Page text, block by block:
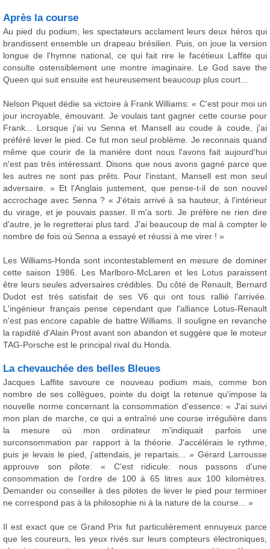
Après la course
Au pied du podium, les spectateurs acclament leurs deux héros qui
brandissent ensemble un drapeau brésilien. Puis, on joue la version
longue de l'hymne national, ce qui fait rire le facétieux Laffite qui
consulte ostensiblement une montre imaginaire. Le God save the
Queen qui suit ensuite est heureusement beaucoup plus court...
Nelson Piquet dédie sa victoire à Frank Williams: « C'est pour moi un
jour incroyable, émouvant. Je voulais tant gagner cette course pour
Frank... Lorsque j'ai vu Senna et Mansell au coude à coude, j'ai
préféré lever le pied. Ce fut mon seul problème. Je reconnais quand
même que courir de la manière dont nous l'avons fait aujourd'hui
n'est pas très intéressant. Disons que nous avons gagné parce que
les autres ne sont pas prêts. Pour l'instant, Mansell est mon seul
adversaire. » Et l'Anglais justement, que pense-t-il de son nouvel
accrochage avec Senna ? « J'étais arrivé à sa hauteur, à l'intérieur
du virage, et je pouvais passer. Il m'a sorti. Je préfère ne rien dire
d'autre, je le regretterai plus tard. J'ai beaucoup de mal à compter le
nombre de fois où Senna a essayé et réussi à me virer ! »
Les Williams-Honda sont incontestablement en mesure de dominer
cette saison 1986. Les Marlboro-McLaren et les Lotus paraissent
être leurs seules adversaires crédibles. Du côté de Renault, Bernard
Dudot est très satisfait de ses V6 qui ont tous rallié l'arrivée.
L'ingénieur français pense cependant que l'alliance Lotus-Renault
n'est pas encore capable de battre Williams. Il souligne en revanche
la rapidité d'Alain Prost avant son abandon et suggère que le moteur
TAG-Porsche est le principal rival du Honda.
La chevauchée des belles Bleues
Jacques Laffite savoure ce nouveau podium mais, comme bon
nombre de ses collègues, pointe du doigt la retenue qu'impose la
nouvelle norme concernant la consommation d'essence: « J'ai suivi
mon plan de marche, ce qui a entraîné une course irrégulière dans
la mesure où mon ordinateur m'indiquait parfois une
surconsommation par rapport à la théorie. J'accélérais le rythme,
puis je levais le pied, j'attendais, je repartais... » Gérard Larrousse
approuve son pilote: « C'est ridicule: nous passons d'une
consommation de l'ordre de 100 à 65 litres aux 100 kilomètres.
Demander ou conseiller à des pilotes de lever le pied pour terminer
ne correspond pas à la philosophie ni à la nature de la course... »
Il est exact que ce Grand Prix fut particulièrement ennuyeux parce
que les coureurs, les yeux rivés sur leurs compteurs électroniques,